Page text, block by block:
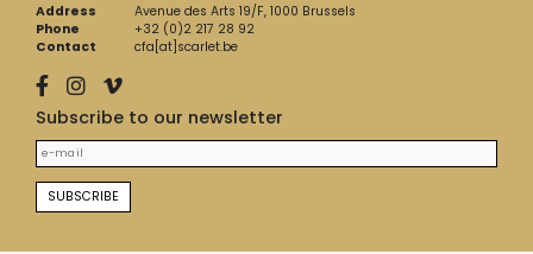
Address
Avenue des Arts 19/F, 1000 Brussels
Phone
+32 (0)2 217 28 92
Contact
cfa[at]scarlet.be
Subscribe to our newsletter